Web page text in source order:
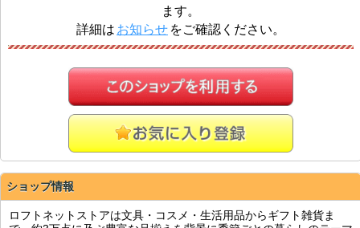
ます。
詳細は お知らせ をご確認ください。
ショップ情報
ロフトネットストアは文具・コスメ・生活用品からギフト雑貨ま